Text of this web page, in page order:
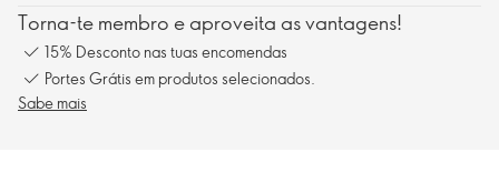
Torna-te membro e aproveita as vantagens!
15% Desconto nas tuas encomendas
Portes Grátis em produtos selecionados.
Sabe mais